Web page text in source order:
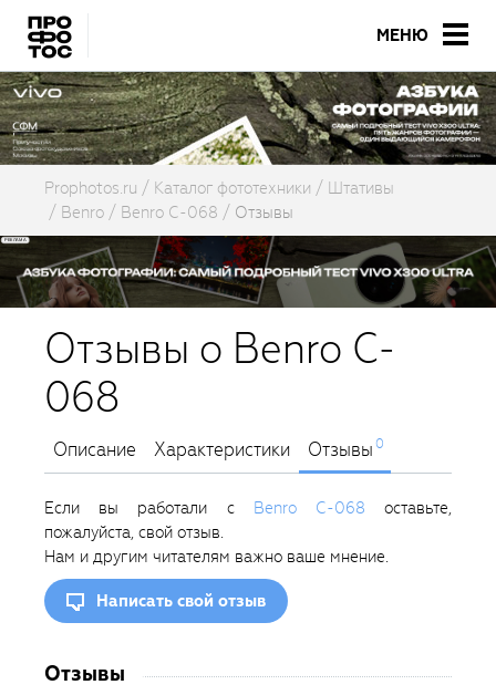
МЕНЮ
Prophotos.ru Каталог фототехники
Штативы
Benro
Benro C-068 Отзывы
Отзывы о Benro C-
068
Описание Характеристики Отзывы0
Если вы работали с Benro C-068 оставьте,
пожалуйста, свой отзыв.
Нам и другим читателям важно ваше мнение.
Написать свой отзыв
Отзывы